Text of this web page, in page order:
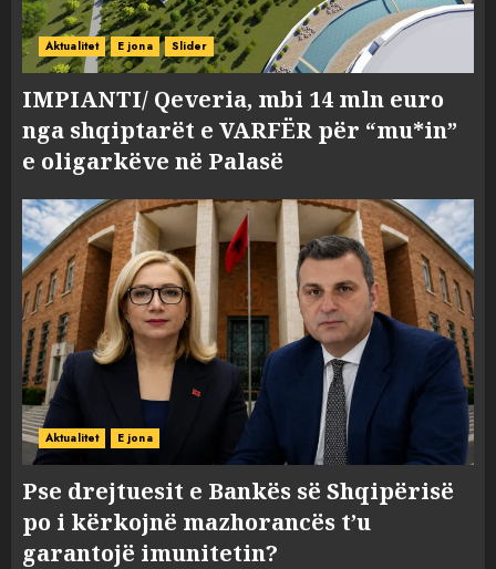
Aktualitet E jona Slider
IMPIANTI/ Qeveria, mbi 14 mln euro
nga shqiptarët e VARFËR për “mu*in”
e oligarkëve në Palasë
Aktualitet E jona
Pse drejtuesit e Bankës së Shqipërisë
po i kërkojnë mazhorancës t’u
garantojë imunitetin?